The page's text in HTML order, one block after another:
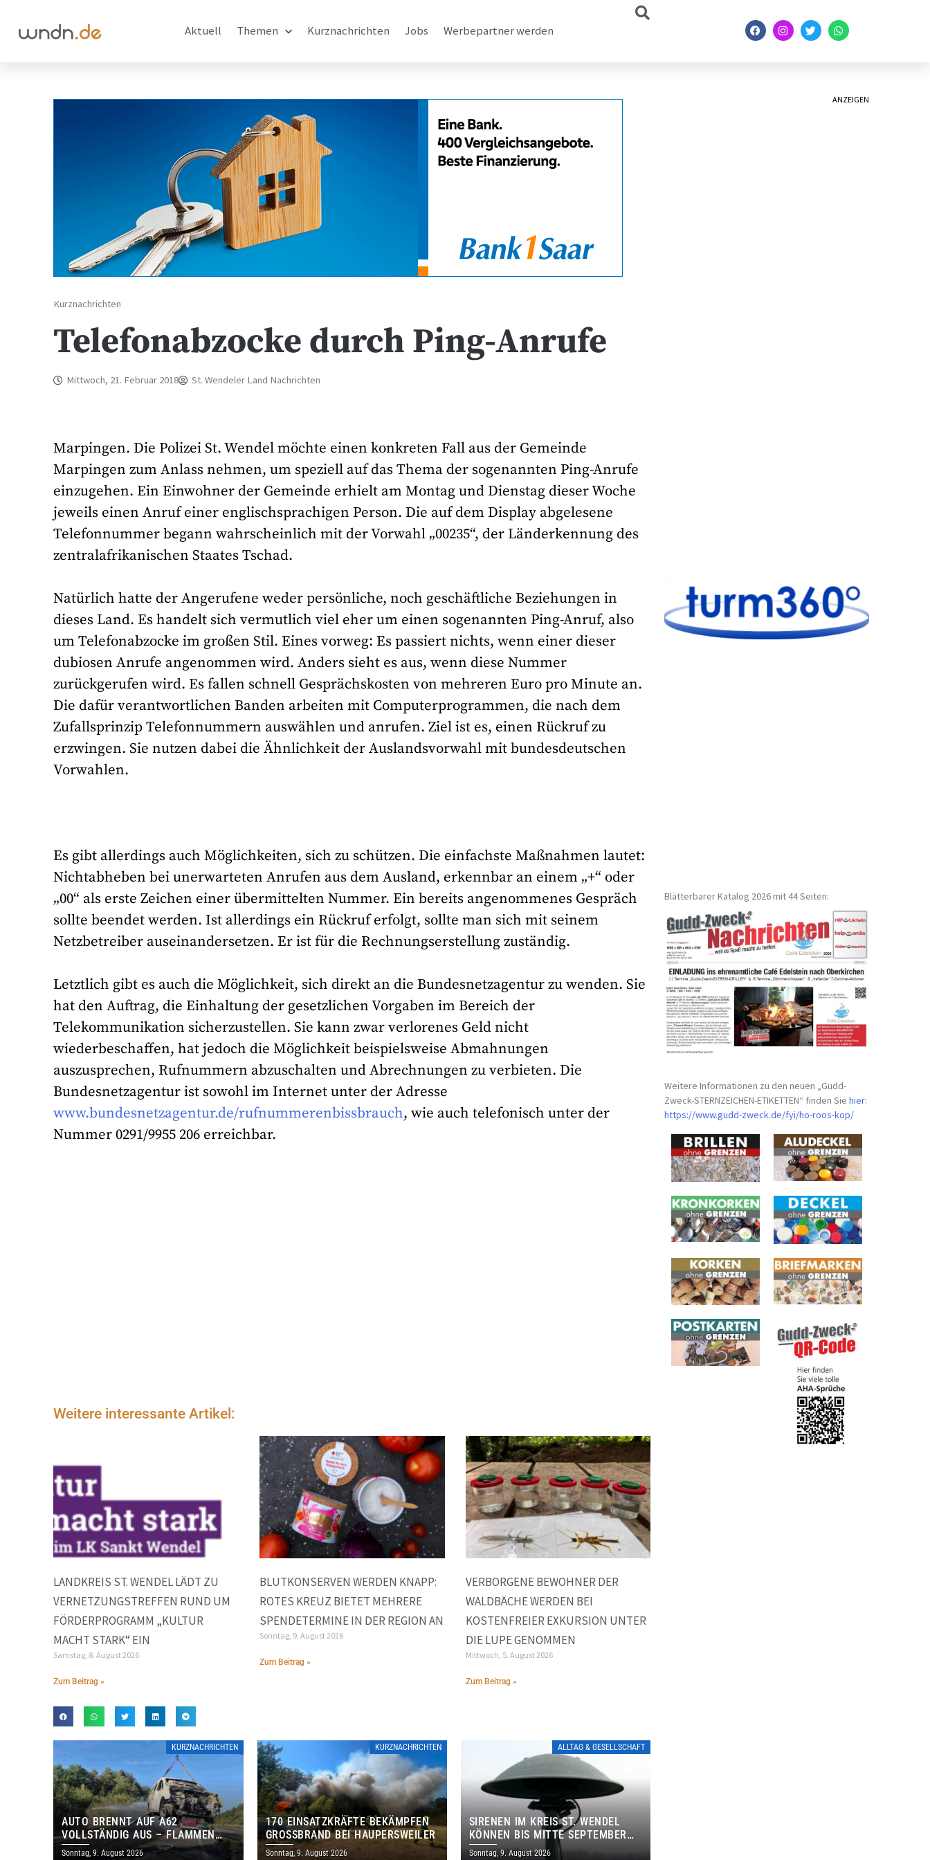
Aktuell Themen Kurznachrichten Jobs Werbepartner werden
Kurznachrichten
Telefonabzocke durch Ping-Anrufe
Mittwoch, 21. Februar 2018 St. Wendeler Land Nachrichten
Marpingen. Die Polizei St. Wendel möchte einen konkreten Fall aus der Gemeinde
Marpingen zum Anlass nehmen, um speziell auf das Thema der sogenannten Ping-Anrufe
einzugehen. Ein Einwohner der Gemeinde erhielt am Montag und Dienstag dieser Woche
jeweils einen Anruf einer englischsprachigen Person. Die auf dem Display abgelesene
Telefonnummer begann wahrscheinlich mit der Vorwahl „00235“, der Länderkennung des
zentralafrikanischen Staates Tschad.
Natürlich hatte der Angerufene weder persönliche, noch geschäftliche Beziehungen in
dieses Land. Es handelt sich vermutlich viel eher um einen sogenannten Ping-Anruf, also
um Telefonabzocke im großen Stil. Eines vorweg: Es passiert nichts, wenn einer dieser
dubiosen Anrufe angenommen wird. Anders sieht es aus, wenn diese Nummer
zurückgerufen wird. Es fallen schnell Gesprächskosten von mehreren Euro pro Minute an.
Die dafür verantwortlichen Banden arbeiten mit Computerprogrammen, die nach dem
Zufallsprinzip Telefonnummern auswählen und anrufen. Ziel ist es, einen Rückruf zu
erzwingen. Sie nutzen dabei die Ähnlichkeit der Auslandsvorwahl mit bundesdeutschen
Vorwahlen.
Es gibt allerdings auch Möglichkeiten, sich zu schützen. Die einfachste Maßnahmen lautet:
Nichtabheben bei unerwarteten Anrufen aus dem Ausland, erkennbar an einem „+“ oder
„00“ als erste Zeichen einer übermittelten Nummer. Ein bereits angenommenes Gespräch
sollte beendet werden. Ist allerdings ein Rückruf erfolgt, sollte man sich mit seinem
Netzbetreiber auseinandersetzen. Er ist für die Rechnungserstellung zuständig.
Letztlich gibt es auch die Möglichkeit, sich direkt an die Bundesnetzagentur zu wenden. Sie
hat den Auftrag, die Einhaltung der gesetzlichen Vorgaben im Bereich der
Telekommunikation sicherzustellen. Sie kann zwar verlorenes Geld nicht
wiederbeschaffen, hat jedoch die Möglichkeit beispielsweise Abmahnungen
auszusprechen, Rufnummern abzuschalten und Abrechnungen zu verbieten. Die
Bundesnetzagentur ist sowohl im Internet unter der Adresse
www.bundesnetzagentur.de/rufnummerenbissbrauch, wie auch telefonisch unter der
Nummer 0291/9955 206 erreichbar.
Weitere interessante Artikel:
LANDKREIS ST. WENDEL LÄDT ZU
VERNETZUNGSTREFFEN RUND UM
FÖRDERPROGRAMM „KULTUR
MACHT STARK“ EIN
Samstag, 8. August 2026
Zum Beitrag »
BLUTKONSERVEN WERDEN KNAPP:
ROTES KREUZ BIETET MEHRERE
SPENDETERMINE IN DER REGION AN
Sonntag, 9. August 2026
Zum Beitrag »
VERBORGENE BEWOHNER DER
WALDBÄCHE WERDEN BEI
KOSTENFREIER EXKURSION UNTER
DIE LUPE GENOMMEN
Mittwoch, 5. August 2026
Zum Beitrag »
KURZNACHRICHTEN
AUTO BRENNT AUF A62
VOLLSTÄNDIG AUS – FLAMMEN
GREIFEN AUF BÖSCHUNG ÜBER
Sonntag, 9. August 2026
KURZNACHRICHTEN
170 EINSATZKRÄFTE BEKÄMPFEN
GROSSBRAND BEI HAUPERSWEILER
Sonntag, 9. August 2026
ALLTAG & GESELLSCHAFT
SIRENEN IM KREIS ST. WENDEL
KÖNNEN BIS MITTE SEPTEMBER
AUSSERPLANMÄSSIG HEULEN
Sonntag, 9. August 2026
ANZEIGEN
Blätterbarer Katalog 2026 mit 44 Seiten:
Weitere Informationen zu den neuen „Gudd-
Zweck-STERNZEICHEN-ETIKETTEN“ finden Siehier:
https://www.gudd-zweck.de/fyi/ho-roos-kop/